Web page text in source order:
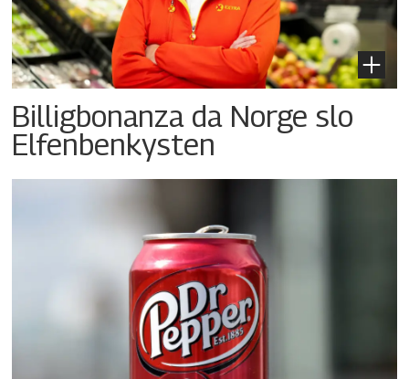
Billigbonanza da Norge slo
Elfenbenkysten